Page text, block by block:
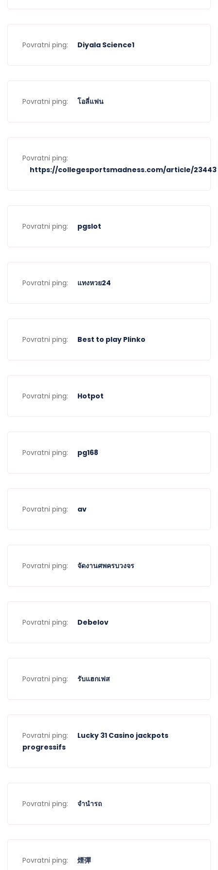
Povratni ping: Diyala Science1
Povratni ping: โอลี่แฟน
Povratni ping:
https://collegesportsmadness.com/article/23443
Povratni ping: pgslot
Povratni ping: แทงหวย24
Povratni ping: Best to play Plinko
Povratni ping: Hotpot
Povratni ping: pg168
Povratni ping: av
Povratni ping: จัดงานศพครบวงจร
Povratni ping: Debelov
Povratni ping: รับแฮกเฟส
Povratni ping:
Lucky 31 Casino jackpots
progressifs
Povratni ping: จำนำรถ
Povratni ping: 煙彈